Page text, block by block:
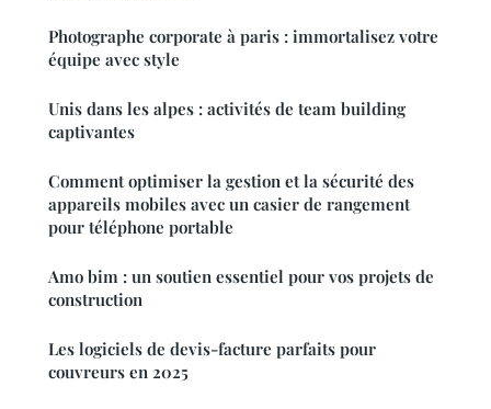
Photographe corporate à paris : immortalisez votre
équipe avec style
Unis dans les alpes : activités de team building
captivantes
Comment optimiser la gestion et la sécurité des
appareils mobiles avec un casier de rangement
pour téléphone portable
Amo bim : un soutien essentiel pour vos projets de
construction
Les logiciels de devis-facture parfaits pour
couvreurs en 2025